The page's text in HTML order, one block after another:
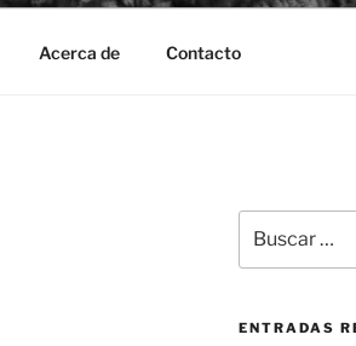
Acerca de Contacto
por:
ENTRADAS